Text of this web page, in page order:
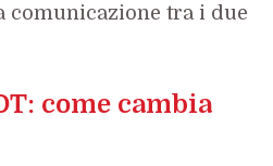
comunicazione tra i due
come cambia